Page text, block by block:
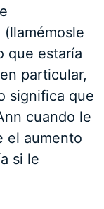
que estaría
particular,
significa que
cuando le
el aumento
si le